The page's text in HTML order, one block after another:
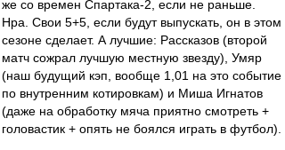
же со времен Спартака-2, если не раньше.
Нра. Свои 5+5, если будут выпускать, он в этом
сезоне сделает. А лучшие: Рассказов (второй
матч сожрал лучшую местную звезду), Умяр
(наш будущий кэп, вообще 1,01 на это событие
по внутренним котировкам) и Миша Игнатов
(даже на обработку мяча приятно смотреть +
головастик + опять не боялся играть в футбол).